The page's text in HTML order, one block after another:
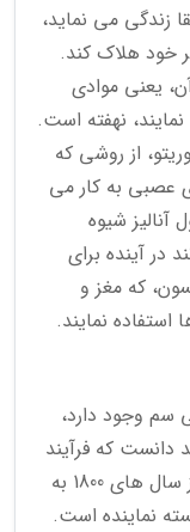
زندگی می نماید،
خود هلاک کند.
یعنی موادی
نهفته است.
از روشی که
عصبی به کار می
شیوه
در آینده برای
که مغز و
نمایند.
سم وجود دارد،
دانست که فرآیند
جمع آوری سم و فراوری یک پادزهر، که از سال های 1800 به
نماینده است.